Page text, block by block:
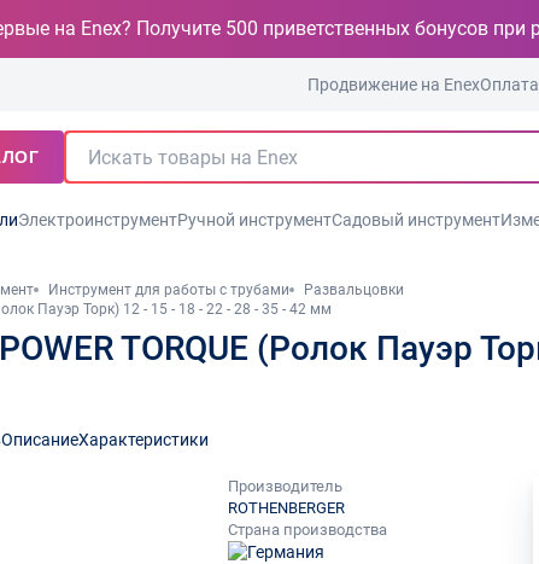
на Enex? Получите 500 приветственных бонусов при
Продвижение на Enex
ЭлектроинструментРучной инструментСадовый инструмент
Инструмент для работы с трубами
Развальцовки
Пауэр Торк) 12 - 15 - 18 - 22 - 28 - 35 - 42 мм
TORQUE (Ролок Пауэр
ОписаниеХарактеристики
Производитель
ROTHENBERGER
Страна производства